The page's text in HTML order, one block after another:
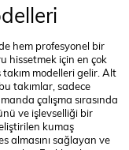
hem profesyonel bir
hissetmek için en çok
modelleri gelir. Alt
takımlar, sadece
çalışma sırasında
ve işlevselliği bir
kumaş
almasını sağlayan ve